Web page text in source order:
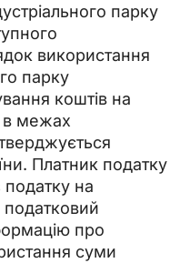
парку
використання
парку
коштів на
в межах
Платник податку
податку на
податковий
про
суми